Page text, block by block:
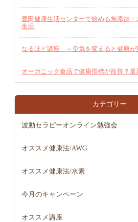
豊田健康生活センターで始める無添加
生活
なるほど講座 ～空気を変えると健康が
オーガニック食品で健康指標が改善？
カテゴリー
波動セラピーオンライン勉強会
オススメ健康法/AWG
オススメ健康法/水素
今月のキャンペーン
オススメ講座